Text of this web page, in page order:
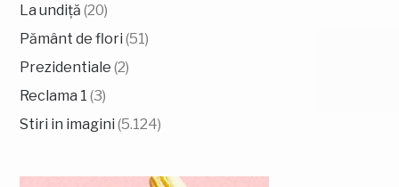
La undiță (20)
Pământ de flori (51)
Prezidentiale (2)
Reclama 1 (3)
Stiri in imagini (5.124)